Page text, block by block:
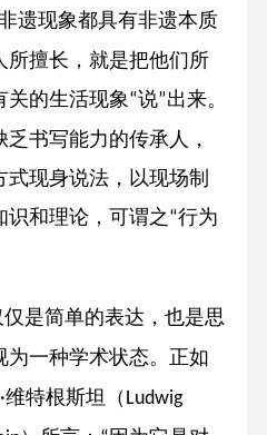
遗现象都具有非遗本质
所擅长，就是把他们所
关的生活现象 “说”出来。
书写能力的传承人，
现身说法，以现场制
和理论，可谓之 “行为
是简单的表达，也是思
为一种学术状态。正如
·维特根斯坦（ Ludwig